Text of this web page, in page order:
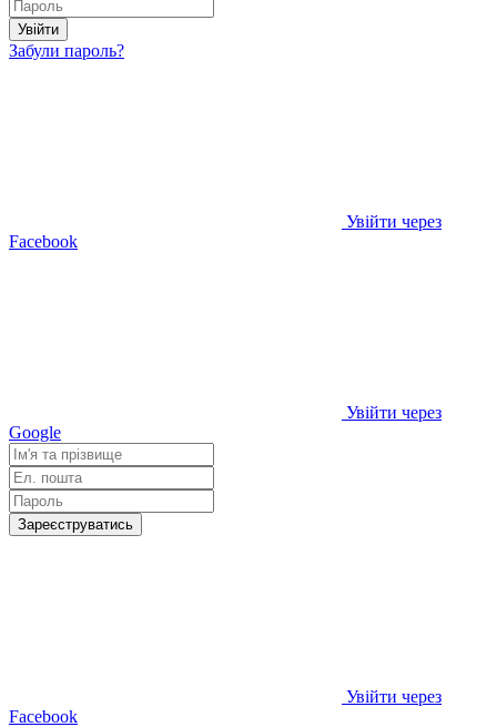
Увійти
Забули пароль?
Увійти через
Facebook
Увійти через
Google
Зареєструватись
Увійти через
Facebook